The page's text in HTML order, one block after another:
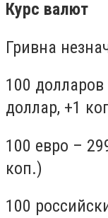
Курс валют
Гривна
100
доллар, +1
100 евро –
коп.)
100